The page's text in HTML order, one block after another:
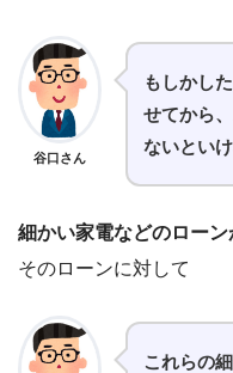
谷口さん
もしかし
せてから
ないとい
細かい家電などのロー
そのローンに対して
これらの